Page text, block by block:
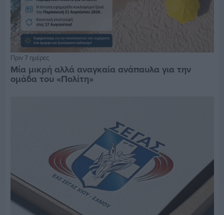
Πριν 7 ημέρες
Μία μικρή αλλά αναγκαία ανάπαυλα για την
ομάδα του «Πολίτη»